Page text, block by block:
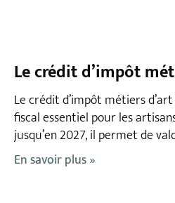
Le crédit d’impôt
Le crédit d’impôt métiers
fiscal essentiel pour les
jusqu’en 2027, il permet de
En savoir plus »